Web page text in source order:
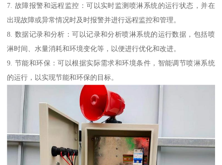
7. 故障报警和远程监控：可以实时监测喷淋系统的运行状态，并在
出现故障或异常情况时及时报警并进行远程监控和管理。
8. 数据记录和分析：可以记录和分析喷淋系统的运行数据，包括喷
淋时间、水量消耗和环境变化等，以便进行优化和改进。
9. 节能和环保：可以根据实际需求和环境条件，智能调节喷淋系统
的运行，以实现节能和环保的目标。